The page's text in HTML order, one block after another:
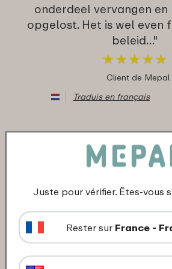
onderdeel vervangen en
opgelost. Het is wel even
beleid…"
★★★★★
★★★★★
Client de Mepal
Traduis en français
21-10-2023
Couleur: Wit
★★★★★
★★★★★
Juste pour vérifier. Êtes-vous
Rester sur France -